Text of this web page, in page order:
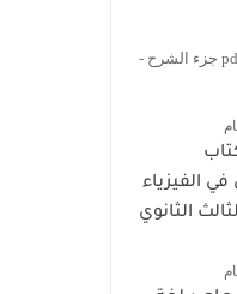
في الفيزياء
الثانوي